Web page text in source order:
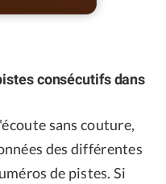
consécutifs dans
sans couture,
des différentes
de pistes. Si